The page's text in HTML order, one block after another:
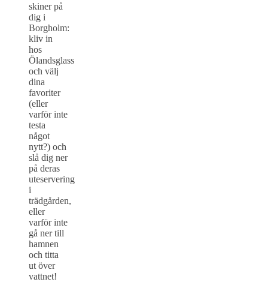
skiner på
dig i
Borgholm:
kliv in
hos
Ölandsglass
och välj
dina
favoriter
(eller
varför inte
testa
något
nytt?) och
slå dig ner
på deras
uteservering
i
trädgården,
eller
varför inte
gå ner till
hamnen
och titta
ut över
vattnet!